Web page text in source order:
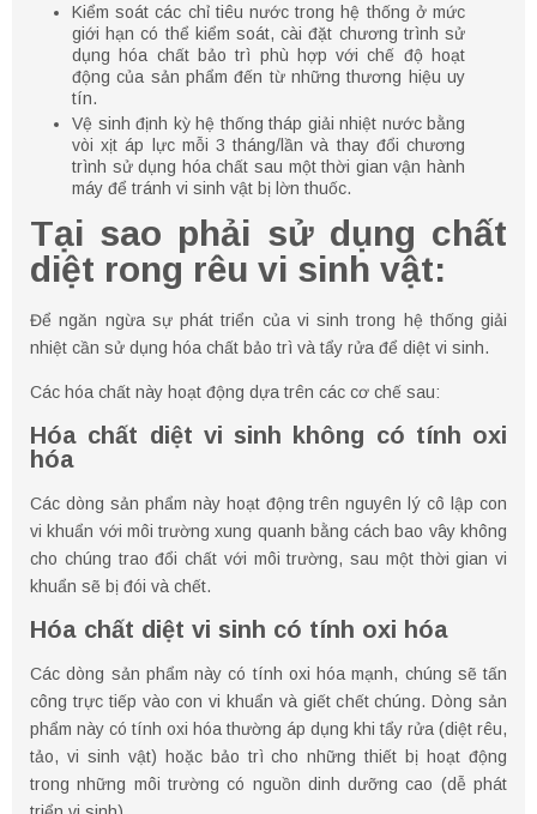
Kiểm soát các chỉ tiêu nước trong hệ thống ở mức
giới hạn có thể kiểm soát, cài đặt chương trình sử
dụng hóa chất bảo trì phù hợp với chế độ hoạt
động của sản phẩm đến từ những thương hiệu uy
tín.
Vệ sinh định kỳ hệ thống tháp giải nhiệt nước bằng
vòi xịt áp lực mỗi 3 tháng/lần và thay đổi chương
trình sử dụng hóa chất sau một thời gian vận hành
máy để tránh vi sinh vật bị lờn thuốc.
Tại sao phải sử dụng chất
diệt rong rêu vi sinh vật:
Để ngăn ngừa sự phát triển của vi sinh trong hệ thống giải
nhiệt cần sử dụng hóa chất bảo trì và tẩy rửa để diệt vi sinh.
Các hóa chất này hoạt động dựa trên các cơ chế sau:
Hóa chất diệt vi sinh không có tính oxi
hóa
Các dòng sản phẩm này hoạt động trên nguyên lý cô lập con
vi khuẩn với môi trường xung quanh bằng cách bao vây không
cho chúng trao đổi chất với môi trường, sau một thời gian vi
khuẩn sẽ bị đói và chết.
Hóa chất diệt vi sinh có tính oxi hóa
Các dòng sản phẩm này có tính oxi hóa mạnh, chúng sẽ tấn
công trực tiếp vào con vi khuẩn và giết chết chúng. Dòng sản
phẩm này có tính oxi hóa thường áp dụng khi tẩy rửa (diệt rêu,
tảo, vi sinh vật) hoặc bảo trì cho những thiết bị hoạt động
trong những môi trường có nguồn dinh dưỡng cao (dễ phát